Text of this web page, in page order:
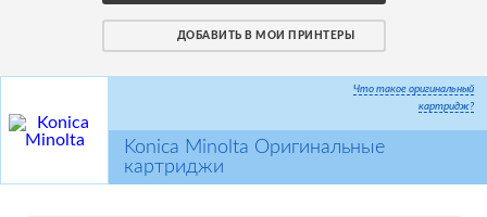
ДОБАВИТЬ В МОИ ПРИНТЕРЫ
Что такое оригинальный
картридж?
Konica Minolta Оригинальные
картриджи